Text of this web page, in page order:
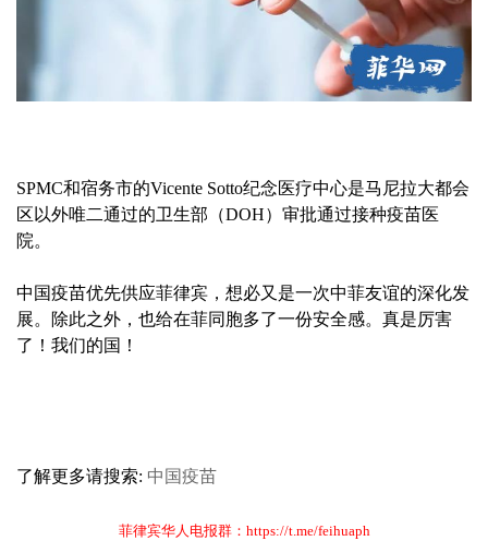
SPMC和宿务市的Vicente Sotto纪念医疗中心是马尼拉大都会
区以外唯二通过的卫生部（DOH）审批通过接种疫苗医
院。
中国疫苗优先供应菲律宾，想必又是一次中菲友谊的深化发
展。除此之外，也给在菲同胞多了一份安全感。真是厉害
了！我们的国！
了解更多请搜索: 中国疫苗
菲律宾华人电报群：https://t.me/feihuaph